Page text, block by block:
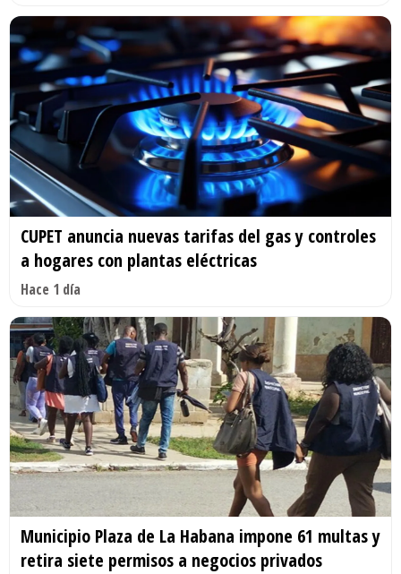
CUPET anuncia nuevas tarifas del gas y controles
a hogares con plantas eléctricas
Hace 1 día
Municipio Plaza de La Habana impone 61 multas y
retira siete permisos a negocios privados